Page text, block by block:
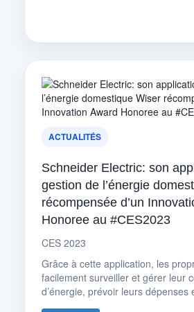
ACTUALITÉS
Schneider Electric: son
gestion de l’énergie
récompensée d’un
Honoree au #CES2023
CES 2023
Grâce à cette application, les
facilement surveiller et gérer leur
d’énergie, prévoir leurs